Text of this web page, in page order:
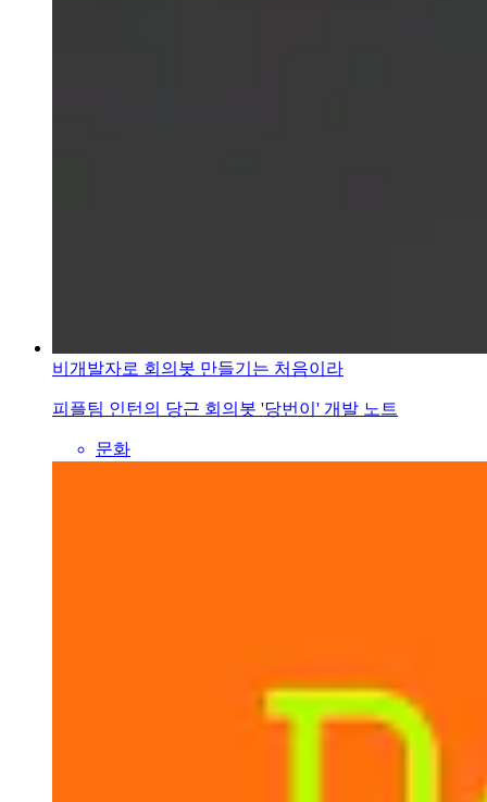
비개발자로 회의봇 만들기는 처음이라
피플팀 인턴의 당근 회의봇 '당번이' 개발 노트
문화